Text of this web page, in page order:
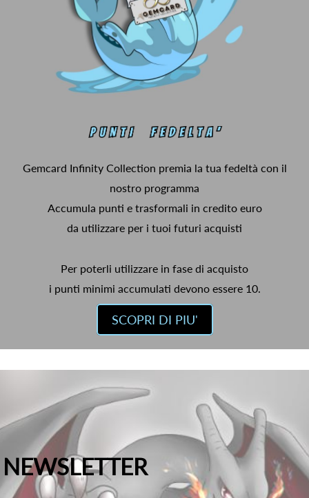
Gemcard Infinity Collection premia la tua fedeltà con il
nostro programma
Accumula punti e trasformali in credito euro
da utilizzare per i tuoi futuri acquisti
Per poterli utilizzare in fase di acquisto
i punti minimi accumulati devono essere 10.
SCOPRI DI PIU'
NEWSLETTER